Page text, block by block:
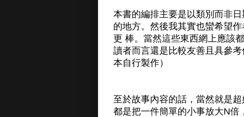
本書的編排主要是以類別而非
的地方。然後我其實也蠻希望
更 棒。當然這些東西網上應該
讀者而言還是比較友善且具參
本自行製作）
至於故事內容的話，當然就是
都是把一件簡單的小事放大N